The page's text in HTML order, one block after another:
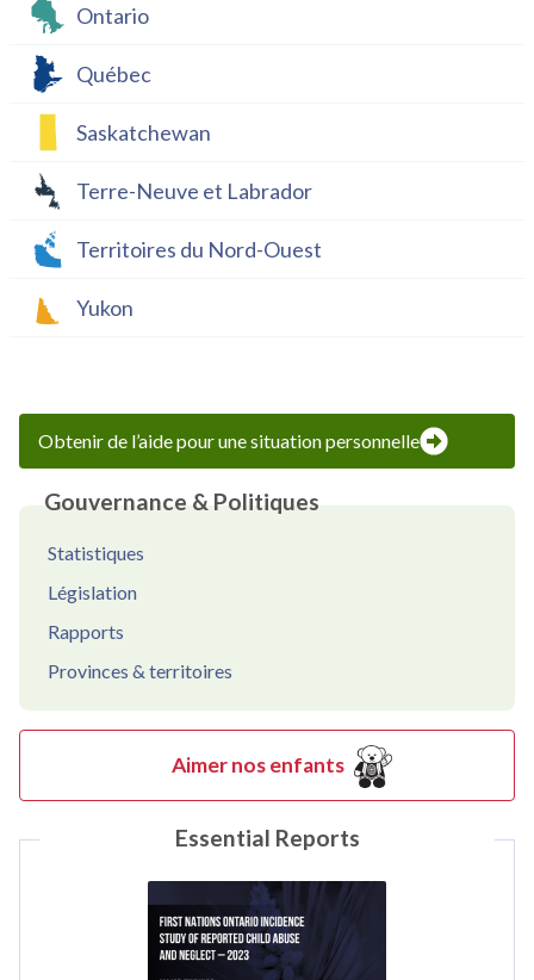
Ontario
Québec
Saskatchewan
Terre-Neuve et Labrador
Territoires du Nord-Ouest
Yukon
Obtenir de l’aide pour une situation personnelle
Gouvernance & Politiques
Statistiques
Législation
Rapports
Provinces & territoires
Aimer nos enfants
Essential Reports